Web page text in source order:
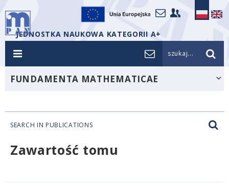
JEDNOSTKA NAUKOWA KATEGORII A+
szukaj...
FUNDAMENTA MATHEMATICAE
SEARCH IN PUBLICATIONS
Zawartość tomu